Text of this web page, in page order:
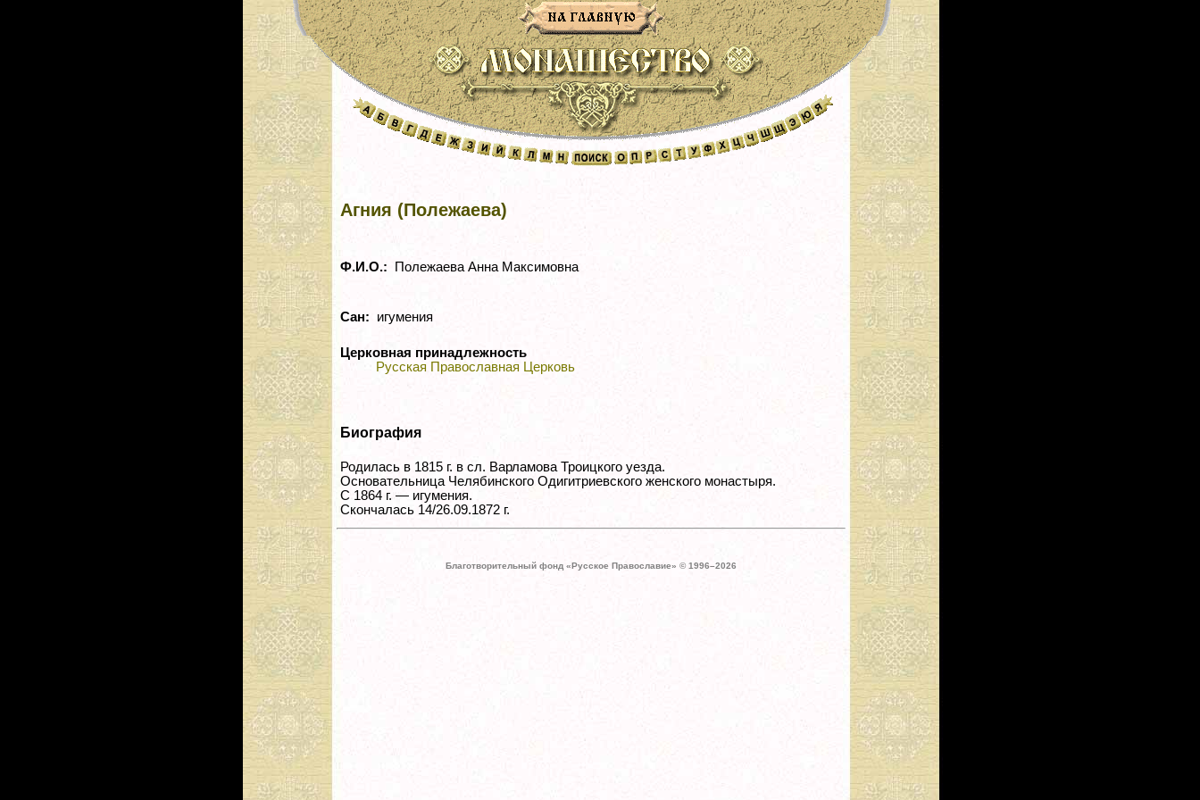
Агния (Полежаева)
Ф.И.О.: Полежаева Анна Максимовна
Сан: игумения
Церковная принадлежность
Русская Православная Церковь
Биография
Родилась в 1815 г. в сл. Варламова Троицкого уезда.
Основательница Челябинского Одигитриевского женского монастыря.
С 1864 г. — игумения.
Скончалась 14/26.09.1872 г.
Благотворительный фонд «Русское Православие» © 1996–2026